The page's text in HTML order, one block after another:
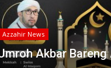
Azzahir News
Akbar